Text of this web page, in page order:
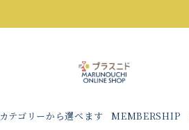
カテゴリーから選べます MEMBERSHIP